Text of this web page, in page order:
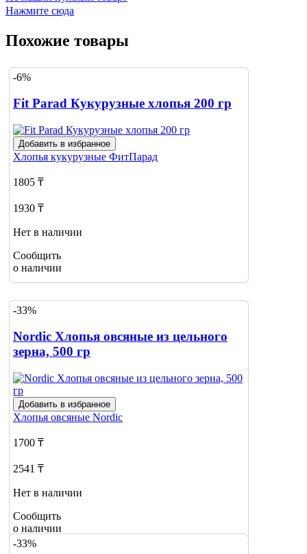
Нажмите сюда
Похожие товары
-6%
Fit Parad Кукурузные хлопья 200 гр
Добавить в избранное
Хлопья кукурузные ФитПарад
1805 ₸
1930 ₸
Нет в наличии
Сообщить
о наличии
-33%
Nordic Хлопья овсяные из цельного
зерна, 500 гр
Добавить в избранное
Хлопья овсяные Nordic
1700 ₸
2541 ₸
Нет в наличии
Сообщить
о наличии
-33%